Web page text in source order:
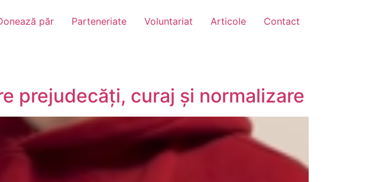
păr Parteneriate Voluntariat Articole Contact
prejudecăți, curaj și normalizare